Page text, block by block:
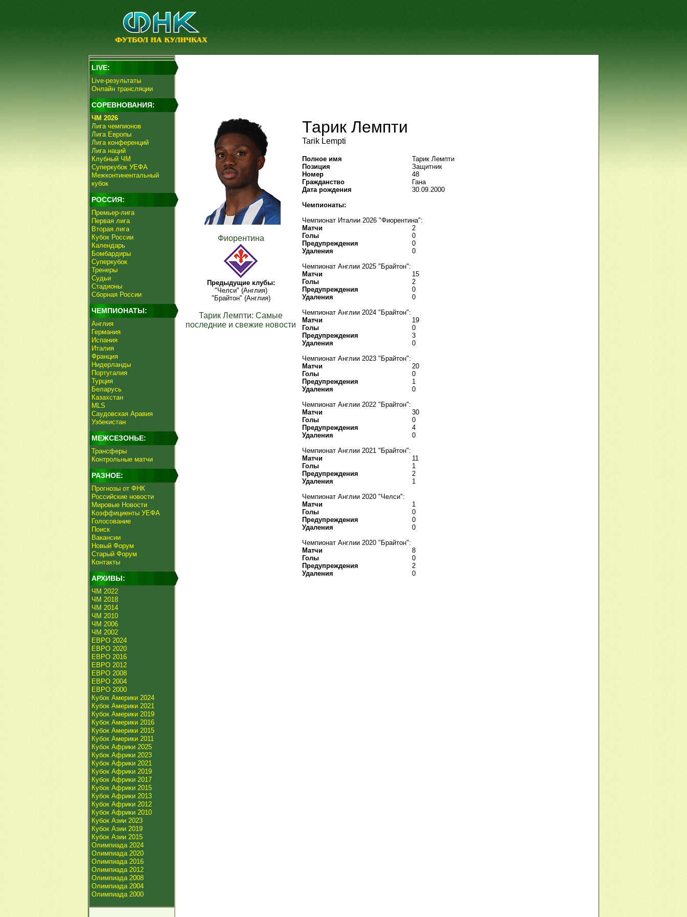
LIVE:
Live-результаты
Онлайн трансляции
СОРЕВНОВАНИЯ:
ЧМ 2026
Лига чемпионов
Лига Европы
Лига конференций
Лига наций
Клубный ЧМ
Суперкубок УЕФА
Межконтинентальный
кубок
РОССИЯ:
Премьер-лига
Первая лига
Вторая лига
Кубок России
Календарь
Бомбардиры
Суперкубок
Тренеры
Судьи
Стадионы
Сборная России
ЧЕМПИОНАТЫ:
Англия
Германия
Испания
Италия
Франция
Нидерланды
Португалия
Турция
Беларусь
Казахстан
MLS
Саудовская Аравия
Узбекистан
МЕЖСЕЗОНЬЕ:
Трансферы
Контрольные матчи
РАЗНОЕ:
Прогнозы от ФНК
Российские новости
Мировые Новости
Коэффициенты УЕФА
Голосование
Поиск
Вакансии
Новый Форум
Старый Форум
Контакты
АРХИВЫ:
ЧМ 2022
ЧМ 2018
ЧМ 2014
ЧМ 2010
ЧМ 2006
ЧМ 2002
ЕВРО 2024
ЕВРО 2020
ЕВРО 2016
ЕВРО 2012
ЕВРО 2008
ЕВРО 2004
ЕВРО 2000
Кубок Америки 2024
Кубок Америки 2021
Кубок Америки 2019
Кубок Америки 2016
Кубок Америки 2015
Кубок Америки 2011
Кубок Африки 2025
Кубок Африки 2023
Кубок Африки 2021
Кубок Африки 2019
Кубок Африки 2017
Кубок Африки 2015
Кубок Африки 2013
Кубок Африки 2012
Кубок Африки 2010
Кубок Азии 2023
Кубок Азии 2019
Кубок Азии 2015
Олимпиада 2024
Олимпиада 2020
Олимпиада 2016
Олимпиада 2012
Олимпиада 2008
Олимпиада 2004
Олимпиада 2000
Фиорентина
Предыдущие клубы:
"Челси" (Англия)
"Брайтон" (Англия)
Тарик Лемпти: Самые
последние и свежие новости
Тарик Лемпти
Tarik Lempti
Полное имя
Тарик Лемпти
Позиция
Защитник
Номер
48
Гражданство
Гана
Дата рождения
30.09.2000
Чемпионаты:
Чемпионат Италии 2026 "Фиорентина":
Матчи
2
Голы
0
Предупреждения
0
Удаления
0
Чемпионат Англии 2025 "Брайтон":
Матчи
15
Голы
2
Предупреждения
0
Удаления
0
Чемпионат Англии 2024 "Брайтон":
Матчи
19
Голы
0
Предупреждения
3
Удаления
0
Чемпионат Англии 2023 "Брайтон":
Матчи
20
Голы
0
Предупреждения
1
Удаления
0
Чемпионат Англии 2022 "Брайтон":
Матчи
30
Голы
0
Предупреждения
4
Удаления
0
Чемпионат Англии 2021 "Брайтон":
Матчи
11
Голы
1
Предупреждения
2
Удаления
1
Чемпионат Англии 2020 "Челси":
Матчи
1
Голы
0
Предупреждения
0
Удаления
0
Чемпионат Англии 2020 "Брайтон":
Матчи
8
Голы
0
Предупреждения
2
Удаления
0